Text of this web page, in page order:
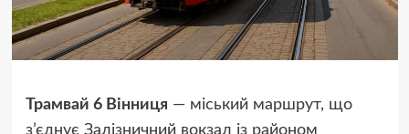
Трамвай 6 Вінниця — міський маршрут, що
з’єднує Залізничний вокзал із районом